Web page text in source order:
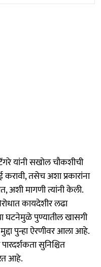
यांनी सखोल चौकशीची
तसेच अशा प्रकारांना
अशी मागणी त्यांनी केली.
कायदेशीर लढा
घटनेमुळे पुण्यातील खासगी
पुन्हा ऐरणीवर आला आहे.
सुनिश्चित
आहे.